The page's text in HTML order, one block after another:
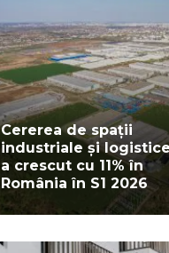
Cererea de spații
industriale și logistice
a crescut cu 11% în
România în S1 2026